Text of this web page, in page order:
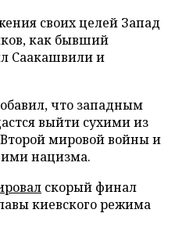
своих целей Запад
как бывший
Саакашвили и
что западным
выйти сухими из
мировой войны и
ими нацизма.
скорый финал
киевского режима